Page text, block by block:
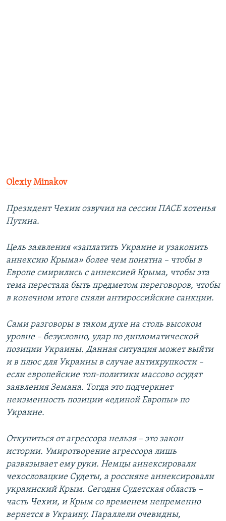
Olexiy Minakov
Президент Чехии озвучил на сессии ПАСЕ хотенья
Путина.
Цель заявления «заплатить Украине и узаконить
аннексию Крыма» более чем понятна – чтобы в
Европе смирились с аннексией Крыма, чтобы эта
тема перестала быть предметом переговоров, чтобы
в конечном итоге сняли антироссийские санкции.
Сами разговоры в таком духе на столь высоком
уровне – безусловно, удар по дипломатической
позиции Украины. Данная ситуация может выйти
и в плюс для Украины в случае антихрупкости –
если европейские топ-политики массово осудят
заявления Земана. Тогда это подчеркнет
неизменность позиции «единой Европы» по
Украине.
Откупиться от агрессора нельзя – это закон
истории. Умиротворение агрессора лишь
развязывает ему руки. Немцы аннексировали
чехословацкие Судеты, а россияне аннексировали
украинский Крым. Сегодня Судетская область –
часть Чехии, и Крым со временем непременно
вернется в Украину. Параллели очевидны,